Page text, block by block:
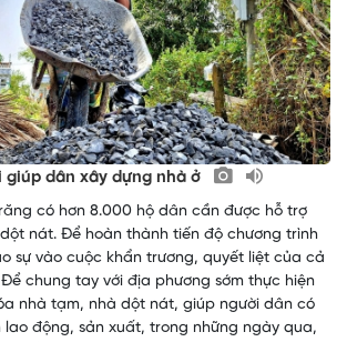
giúp dân xây dựng nhà ở
có hơn 8.000 hộ dân cần được hỗ trợ
nát. Để hoàn thành tiến độ chương trình
sự vào cuộc khẩn trương, quyết liệt của cả
chung tay với địa phương sớm thực hiện
nhà tạm, nhà dột nát, giúp người dân có
lao động, sản xuất, trong những ngày qua,